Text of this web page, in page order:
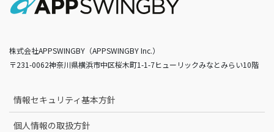
株式会社APPSWINGBY（APPSWINGBY Inc.）
〒231-0062神奈川県横浜市中区桜木町1-1-7ヒューリックみなとみらい10階
情報セキュリティ基本方針
個人情報の取扱方針